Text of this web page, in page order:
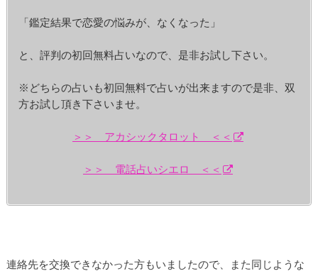
「鑑定結果で恋愛の悩みが、なくなった」
と、評判の初回無料占いなので、是非お試し下さい。
※どちらの占いも初回無料で占いが出来ますので是非、双
方お試し頂き下さいませ。
＞＞ アカシックタロット ＜＜
＞＞ 電話占いシエロ ＜＜
連絡先を交換できなかった方もいましたので、また同じような